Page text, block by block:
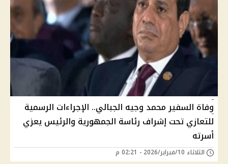
وفاة السفير محمد وجيه الجبالي.. الإجراءات الرسمية
للتعازي تحت إشراف رئاسة الجمهورية والرئيس يعزي
أسرته
الثلاثاء 10/فبراير/2026 - 02:21 م